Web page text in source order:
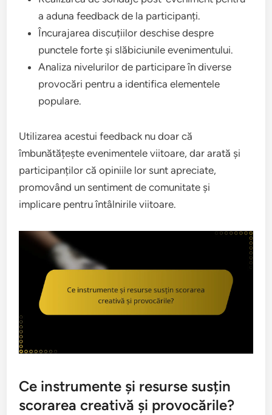
a aduna feedback de la participanți.
Încurajarea discuțiilor deschise despre
punctele forte și slăbiciunile evenimentului.
Analiza nivelurilor de participare în diverse
provocări pentru a identifica elementele
populare.
Utilizarea acestui feedback nu doar că
îmbunătățește evenimentele viitoare, dar arată și
participanților că opiniile lor sunt apreciate,
promovând un sentiment de comunitate și
implicare pentru întâlnirile viitoare.
Ce instrumente și resurse susțin
scorarea creativă și provocările?